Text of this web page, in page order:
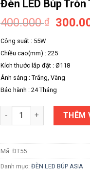
Đèn LED Búp
400.000₫
Công suất : 55W
Chiều cao(mm) : 225
Kích thước lắp đặt : Ø118
Ánh sáng : Trắng, Vàng
Bảo hành : 24 Tháng
Số lượng THÊM
Mã: ĐT55
Danh mục: ĐÈN LED BÚP ASIA